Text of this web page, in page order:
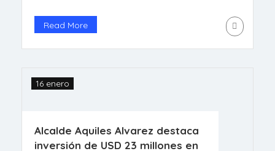
participaron más de 100 invitados, entre ellos
autoridades del sector turismo y transporte
aéreo de Ecuador y República Dominicana. En el
Read More
Alcalde Aquiles Alvarez destaca
inversión de USD 23 millones en
16 enero